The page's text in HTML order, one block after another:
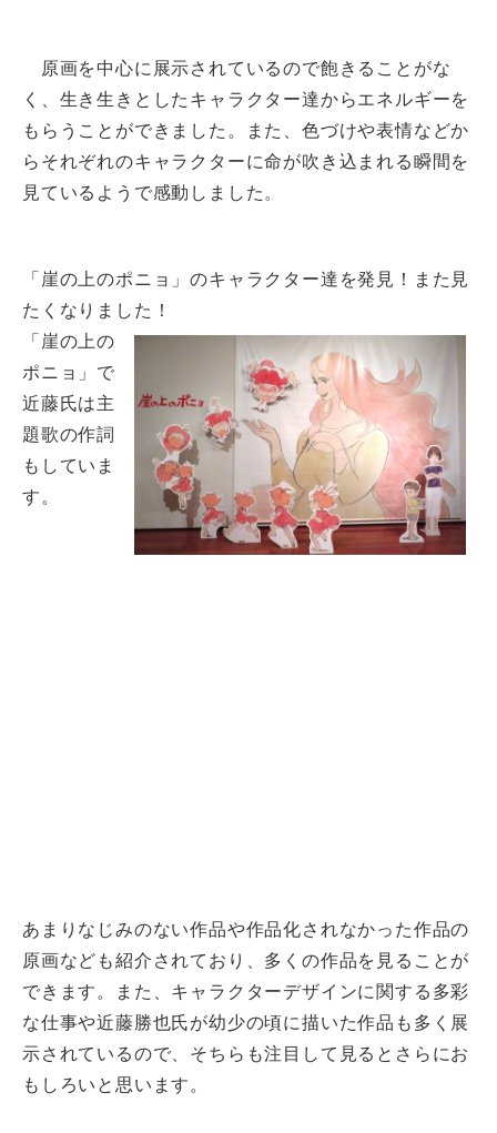
原画を中心に展示されているので飽きることがな
く、生き生きとしたキャラクター達からエネルギーを
もらうことができました。また、色づけや表情などか
らそれぞれのキャラクターに命が吹き込まれる瞬間を
見ているようで感動しました。
「崖の上のポニョ」のキャラクター達を発見！また見
たくなりました！
「崖の上の
ポニョ」で
近藤氏は主
題歌の作詞
もしていま
す。
あまりなじみのない作品や作品化されなかった作品の
原画なども紹介されており、多くの作品を見ることが
できます。また、キャラクターデザインに関する多彩
な仕事や近藤勝也氏が幼少の頃に描いた作品も多く展
示されているので、そちらも注目して見るとさらにお
もしろいと思います。